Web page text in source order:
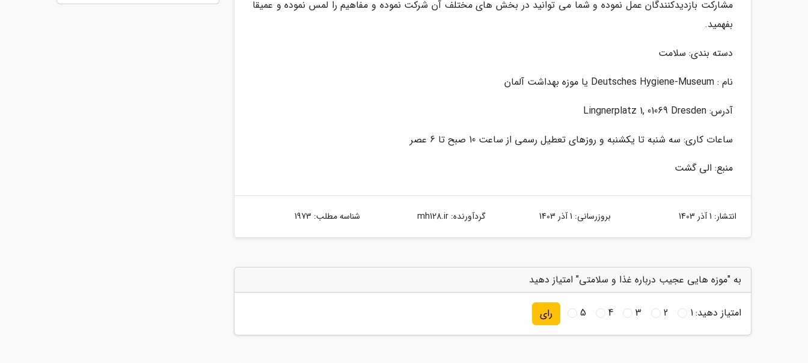
مشارکت بازدیدکنندگان عمل نموده و شما می توانید در بخش های مختلف آن شرکت نموده و مفاهیم را لمس نموده و عمیقا
بفهمید.
دسته بندی: سلامت
نام : Deutsches Hygiene-Museum یا موزه بهداشت آلمان
آدرس: Lingnerplatz 1, 01069 Dresden
ساعات کاری: سه شنبه تا یکشنبه و روزهای تعطیل رسمی از ساعت 10 صبح تا 6 عصر
منبع: الی گشت
انتشار: 1 آذر 1403 بروزرسانی: 1 آذر 1403 گردآورنده:mh128.ir شناسه مطلب: 1973
به "موزه هایی عجیب درباره غذا و سلامتی" امتیاز دهید
امتیاز دهید:1
2
3
4
5 رای